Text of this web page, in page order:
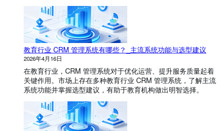
教育行业 CRM 管理系统有哪些？_主流系统功能与选型建议
2026年4月16日
在教育行业，CRM 管理系统对于优化运营、提升服务质量起着
关键作用。市场上存在多种教育行业 CRM 管理系统，了解主流
系统功能并掌握选型建议，有助于教育机构做出明智选择。